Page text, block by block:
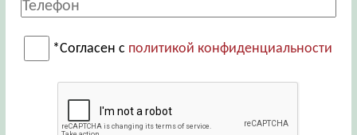
*Согласен с политикой конфиденциальности